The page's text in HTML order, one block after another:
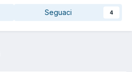
Seguaci 4